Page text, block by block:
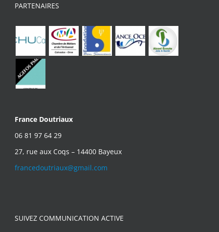
PARTENAIRES
France Doutriaux
06 81 97 64 29
27, rue aux Coqs – 14400 Bayeux
francedoutriaux@gmail.com
SUIVEZ COMMUNICATION ACTIVE